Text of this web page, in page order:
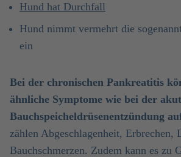
Hund hat Durchfall
Hund nimmt vermehrt die
ein
Bei der chronischen Pankreatitis
ähnliche Symptome wie bei der
Bauchspeicheldrüsenentzündung
zählen Abgeschlagenheit, Erbrechen,
Bauchschmerzen. Zudem kann es zu